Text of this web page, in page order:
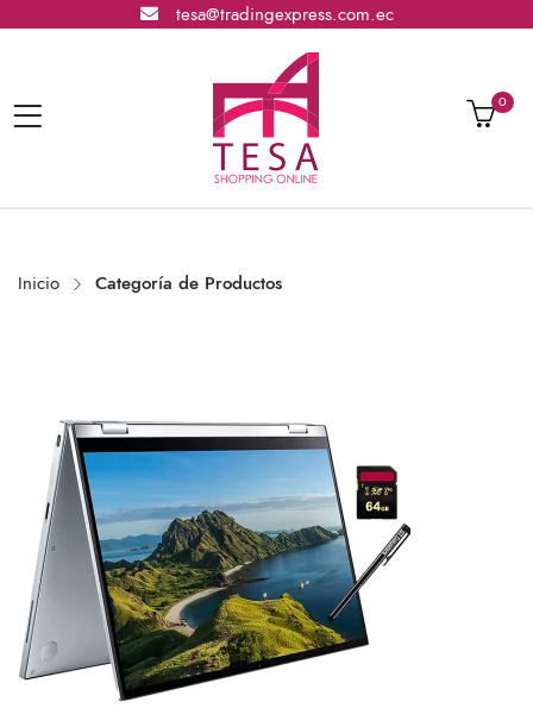
tesa@tradingexpress.com.ec
0
Inicio Categoría de Productos